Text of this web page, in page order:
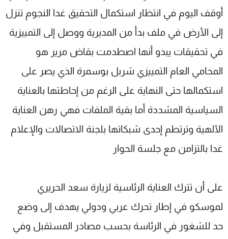
أوقف اليوم في انتظار استكمال التحقيق غدا النجوم تنزل
إلى الأرض في ملف بدأ من المديرية ووصل إلى التمييزية
في تحقيقات يبدو أنها اصطدمت بقاض مرير هو
المحامي العام التمييزي شربل بوسمرة الذي يصر على
استكمالها حتى النهاية على الرغم من إحاطتها بالعناية
السياسية المشددة أما بقية الملفات فهي رهن العناية
الآلهية وترتطم إحدى شبكاتها بلجنة الاتصالات والإعلام
غدا بالتزامن مع جلسة الحوار
على أن تترك العناية الرئاسية لزيارة سعد الحريري
لموسكو في إطار تحرك عربي ودولي يهدف إلى وضع
حد للشغور في الرئاسة بحسب مصادر المستقبل وفي